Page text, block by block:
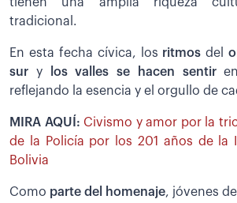
tradicional.
En esta fecha cívica, los ritmosdel
sur y los valles se hacen sentir
reflejando la esencia y el orgullo de
MIRA AQUÍ: Civismo y amor por la
de la Policía por los 201 años de la
Bolivia
Como parte del homenaje, jóvenes